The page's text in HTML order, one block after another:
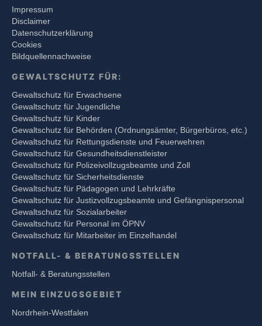
Impressum
Disclaimer
Datenschutzerklärung
Cookies
Bildquellennachweise
GEWALTSCHUTZ FÜR:
Gewaltschutz für Erwachsene
Gewaltschutz für Jugendliche
Gewaltschutz für Kinder
Gewaltschutz für Behörden (Ordnungsämter, Bürgerbüros, etc.)
Gewaltschutz für Rettungsdienste und Feuerwehren
Gewaltschutz für Gesundheitsdienstleister
Gewaltschutz für Polizeivollzugsbeamte und Zoll
Gewaltschutz für Sicherheitsdienste
Gewaltschutz für Pädagogen und Lehrkräfte
Gewaltschutz für Justizvollzugsbeamte und Gefängnispersonal
Gewaltschutz für Sozialarbeiter
Gewaltschutz für Personal im ÖPNV
Gewaltschutz für Mitarbeiter im Einzelhandel
NOTFALL- & BERATUNGSSTELLEN
Notfall- & Beratungsstellen
MEIN EINZUGSGEBIET
Nordrhein-Westfalen